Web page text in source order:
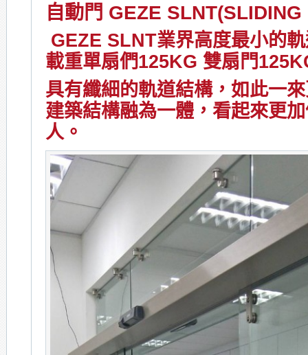
自動門 GEZE SLNT(SLIDING
GEZE SLNT業界高度最小的
載重單扇們125KG 雙扇門
具有纖細的軌道結構，如此一
建築結構融為一體，看起來更
人。